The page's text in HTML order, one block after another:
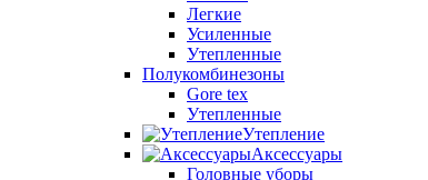
Легкие
Усиленные
Утепленные
Полукомбинезоны
Gore tex
Утепленные
Утепление
Аксессуары
Головные уборы